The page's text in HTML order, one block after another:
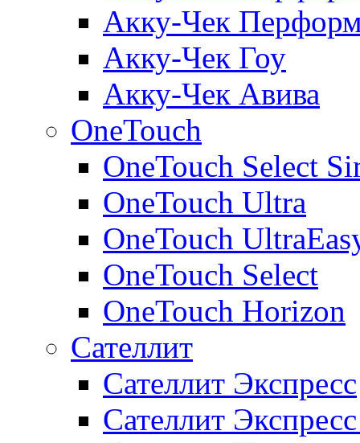
Акку-Чек
Акку-Чек Гоу
Акку-Чек Авива
OneTouch
OneTouch Select
OneTouch Ultra
OneTouch
OneTouch Select
OneTouch Horizon
Сателлит
Сателлит Экспресс
Сателлит